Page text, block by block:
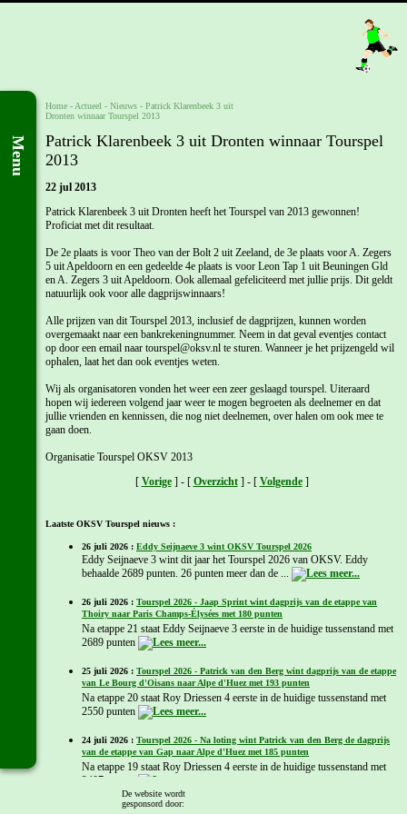
Menu
Home - Actueel - Nieuws - Patrick Klarenbeek 3 uit
Dronten winnaar Tourspel 2013
Patrick Klarenbeek 3 uit Dronten winnaar Tourspel
2013
22 jul 2013
Patrick Klarenbeek 3 uit Dronten heeft het Tourspel van 2013 gewonnen!
Proficiat met dit resultaat.
De 2e plaats is voor Theo van der Bolt 2 uit Zeeland, de 3e plaats voor A. Zegers
5 uit Apeldoorn en een gedeelde 4e plaats is voor Leon Tap 1 uit Beuningen Gld
en A. Zegers 3 uit Apeldoorn. Ook allemaal gefeliciteerd met jullie prijs. Dit geldt
natuurlijk ook voor alle dagprijswinnaars!
Alle prijzen van dit Tourspel 2013, inclusief de dagprijzen, kunnen worden
overgemaakt naar een bankrekeningnummer. Neem in dat geval eventjes contact
op door een email naar tourspel@oksv.nl te sturen. Wanneer je het prijzengeld wil
ophalen, laat het dan ook eventjes weten.
Wij als organisatoren vonden het weer een zeer geslaagd tourspel. Uiteraard
hopen wij iedereen volgend jaar weer te mogen begroeten als deelnemer en dat
jullie vrienden en kennissen, die nog niet deelnemen, over halen om ook mee te
gaan doen.
Organisatie Tourspel OKSV 2013
[ Vorige] - [ Overzicht] - [ Volgende]
Laatste OKSV Tourspel nieuws :
26 juli 2026 : Eddy Seijnaeve 3 wint OKSV Tourspel 2026
Eddy Seijnaeve 3 wint dit jaar het Tourspel 2026 van OKSV. Eddy
behaalde 2689 punten. 26 punten meer dan de ...
26 juli 2026 : Tourspel 2026 - Jaap Sprint wint dagprijs van de etappe van
Thoiry naar Paris Champs-Élysées met 180 punten
Na etappe 21 staat Eddy Seijnaeve 3 eerste in de huidige tussenstand met
2689 punten
25 juli 2026 : Tourspel 2026 - Patrick van den Berg wint dagprijs van de etappe
van Le Bourg d'Oisans naar Alpe d'Huez met 193 punten
Na etappe 20 staat Roy Driessen 4 eerste in de huidige tussenstand met
2550 punten
24 juli 2026 : Tourspel 2026 - Na loting wint Patrick van den Berg de dagprijs
van de etappe van Gap naar Alpe d'Huez met 185 punten
Na etappe 19 staat Roy Driessen 4 eerste in de huidige tussenstand met
2407 punten
De website wordt
gesponsord door: